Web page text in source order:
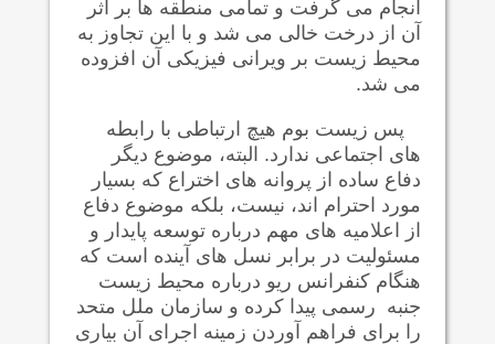
انجام می گرفت و تمامی منطقه ها بر اثر
آن از درخت خالی می شد و با این تجاوز به
محیط زیست بر ویرانی فیزیکی آن افزوده
می شد.
پس زیست بوم هیچ ارتباطی با رابطه
های اجتماعی ندارد. البته، موضوع دیگر
دفاع ساده از پروانه های اختراع که بسیار
مورد احترام اند، نیست، بلکه موضوع دفاع
از اعلامیه های مهم درباره توسعه پايدار و
مسئولیت در برابر نسل های آینده است که
هنگام کنفرانس ريو درباره محیط زیست
جنبه رسمی پيدا کرده و سازمان ملل متحد
را برای فراهم آوردن زمینه اجرای آن بیاری